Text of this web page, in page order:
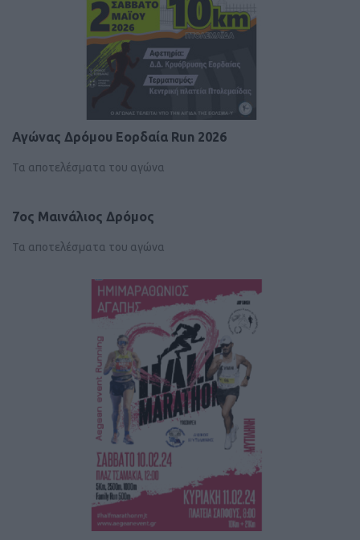
Αγώνας Δρόμου Εορδαία Run 2026
Τα αποτελέσματα του αγώνα
7ος Μαινάλιος Δρόμος
Τα αποτελέσματα του αγώνα